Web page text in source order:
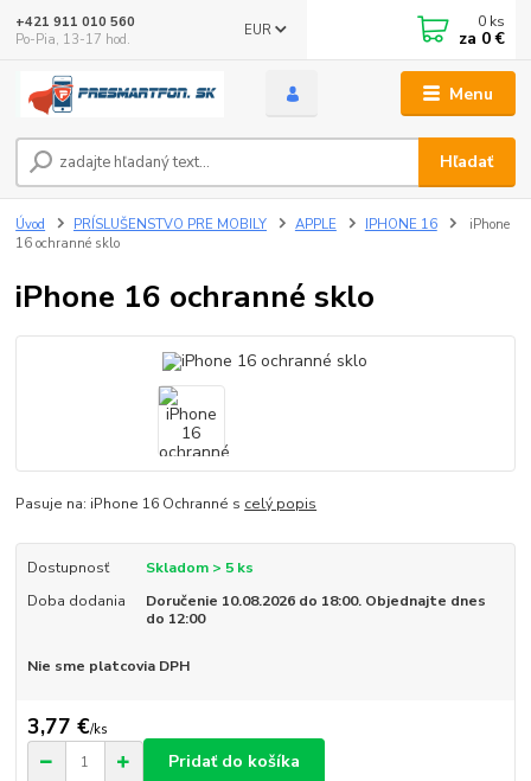
Menu
EUR
Hľadať
+421 911 010 560
Po-Pia, 13-17 hod.
0 ks
za 0 €
Úvod PRÍSLUŠENSTVO PRE MOBILY APPLE IPHONE 16
iPhone
16 ochranné sklo
iPhone 16 ochranné sklo
Pasuje na: iPhone 16 Ochranné s celý popis
Dostupnosť
Skladom > 5 ks
Doba dodania
Doručenie 10.08.2026 do 18:00. Objednajte dnes
do 12:00
Nie sme platcovia DPH
3,77 €/ks
Pridať do košíka